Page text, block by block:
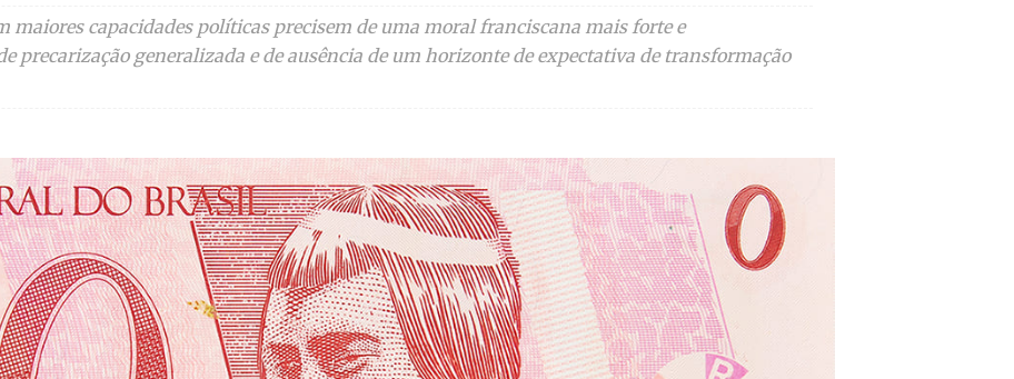
maiores capacidades políticas precisem de uma moral franciscana mais forte e
precarização generalizada e de ausência de um horizonte de expectativa de transformação